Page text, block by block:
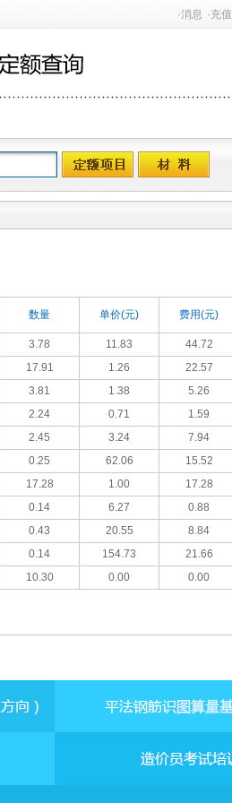
·消息 ·充值
数量 单价(元) 费用(元)
3.78 11.83 44.72
17.91 1.26 22.57
3.81 1.38 5.26
2.24 0.71 1.59
2.45 3.24 7.94
0.25 62.06 15.52
17.28 1.00 17.28
0.14 6.27 0.88
0.43 20.55 8.84
0.14 154.73 21.66
10.30 0.00 0.00